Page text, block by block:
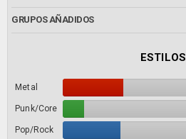
GRUPOS AÑADIDOS
ESTILOS
Metal
Punk/Core
Pop/Rock